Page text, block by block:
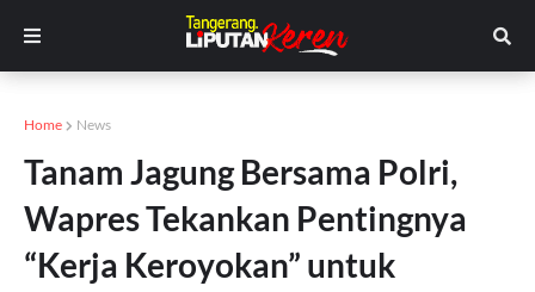
Home News
Tanam Jagung Bersama Polri,
Wapres Tekankan Pentingnya
“Kerja Keroyokan” untuk